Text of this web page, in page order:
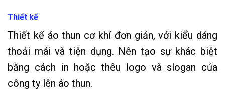
Thiết kế
Thiết kế áo thun cơ khí đơn giản, với kiểu dáng
thoải mái và tiện dụng. Nên tạo sự khác biệt
bằng cách in hoặc thêu logo và slogan của
công ty lên áo thun.